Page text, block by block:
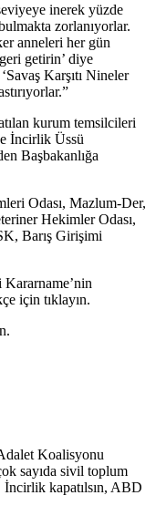
inerek yüzde
zorlanıyorlar.
anneleri her gün
getirin’ diye
Karşıtı Nineler
kurum temsilcileri
İncirlik Üssü
Başbakanlığa
Odası, Mazlum-Der,
Hekimler Odası,
Barış Girişimi
için tıklayın.
Koalisyonu
sayıda sivil toplum
İncirlik kapatılsın, ABD